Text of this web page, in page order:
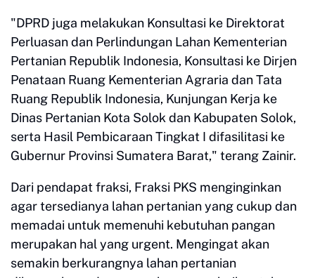
"DPRD juga melakukan Konsultasi ke Direktorat
Perluasan dan Perlindungan Lahan Kementerian
Pertanian Republik Indonesia, Konsultasi ke Dirjen
Penataan Ruang Kementerian Agraria dan Tata
Ruang Republik Indonesia, Kunjungan Kerja ke
Dinas Pertanian Kota Solok dan Kabupaten Solok,
serta Hasil Pembicaraan Tingkat I difasilitasi ke
Gubernur Provinsi Sumatera Barat," terang Zainir.
Dari pendapat fraksi, Fraksi PKS menginginkan
agar tersedianya lahan pertanian yang cukup dan
memadai untuk memenuhi kebutuhan pangan
merupakan hal yang urgent. Mengingat akan
semakin berkurangnya lahan pertanian